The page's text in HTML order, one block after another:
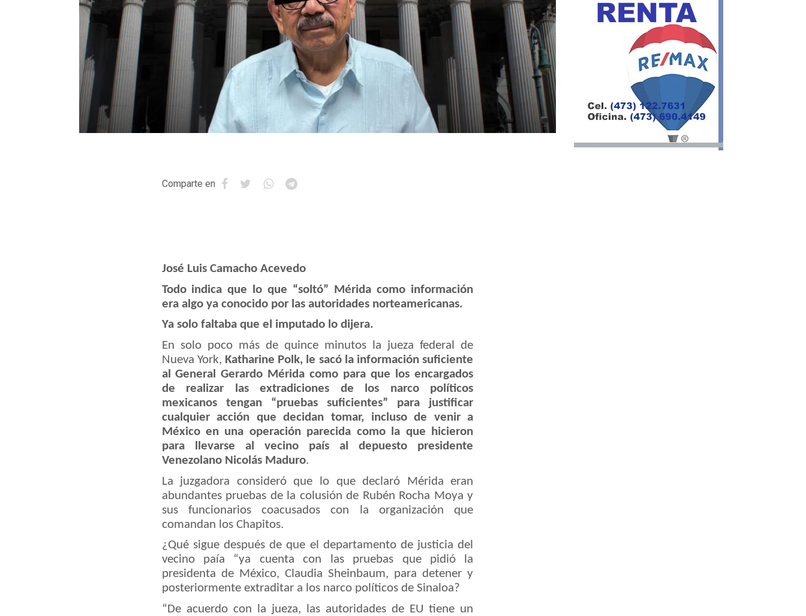
Comparte en
José Luis Camacho Acevedo
Todo indica que lo que “soltó” Mérida como información
era algo ya conocido por las autoridades norteamericanas.
Ya solo faltaba que el imputado lo dijera.
En solo poco más de quince minutos la jueza federal de
Nueva York, Katharine Polk, le sacó la información suficiente
al General Gerardo Mérida como para que los encargados
de realizar las extradiciones de los narco políticos
mexicanos tengan “pruebas suficientes” para justificar
cualquier acción que decidan tomar, incluso de venir a
México en una operación parecida como la que hicieron
para llevarse al vecino país al depuesto presidente
Venezolano Nicolás Maduro.
La juzgadora consideró que lo que declaró Mérida eran
abundantes pruebas de la colusión de Rubén Rocha Moya y
sus funcionarios coacusados con la organización que
comandan los Chapitos.
¿Qué sigue después de que el departamento de justicia del
vecino paía “ya cuenta con las pruebas que pidió la
presidenta de México, Claudia Sheinbaum, para detener y
posteriormente extraditar a los narco políticos de Sinaloa?
“De acuerdo con la jueza, las autoridades de EU tiene un